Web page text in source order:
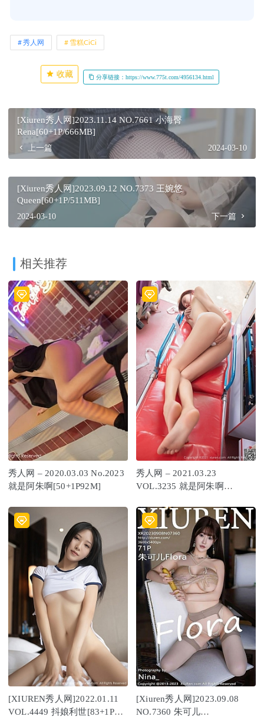
秀人网 雪糕CiCi
收藏 分享链接：https://www.775t.com/4956134.html
[Xiuren秀人网]2023.11.14 NO.7661 小海臀
Rena[60+1P/666MB]
上一篇 2024-03-10
[Xiuren秀人网]2023.09.12 NO.7373 王婉悠
Queen[60+1P/511MB]
2024-03-10 下一篇
相关推荐
秀人网 – 2020.03.03 No.2023
就是阿朱啊[50+1P92M]
秀人网 – 2021.03.23
VOL.3235 就是阿朱啊
[XIUREN秀人网]2022.01.11
VOL.4449 抖娘利世[83+1P／
[Xiuren秀人网]2023.09.08
NO.7360 朱可儿